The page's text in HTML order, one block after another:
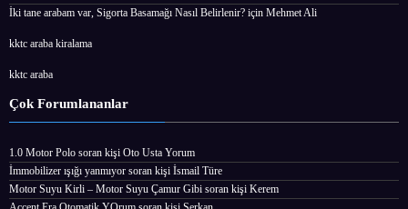
İki tane arabam var, Sigorta Basamağı Nasıl Belirlenir? için Mehmet Ali
kktc araba kiralama
kktc araba
Çok Forumlananlar
1.0 Motor Polo soran kişi Oto Usta Yorum
İmmobilizer ışığı yanmıyor soran kişi İsmail Türe
Motor Suyu Kirli – Motor Suyu Çamur Gibi soran kişi Kerem